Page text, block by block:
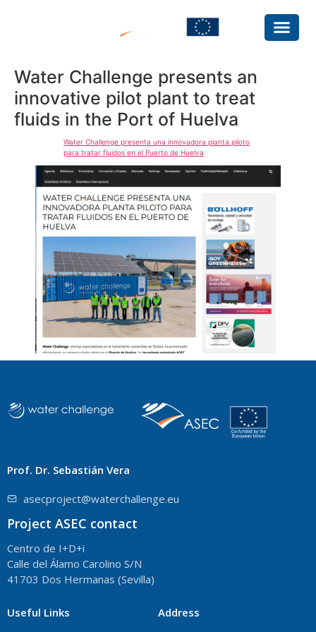
Water Challenge presents an
innovative pilot plant to treat
fluids in the Port of Huelva
Water Challenge presenta una innovadora planta piloto
para tratar fluidos en el Puerto de Huelva
Prof. Dr. Sebastián Vera
asecproject@waterchallenge.eu
Project ASEC contact
Centro de I+D+i
Calle del Álamo Carolino S/N
41703 Dos Hermanas (Sevilla)
Useful Links Address